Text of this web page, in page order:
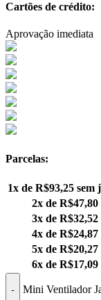
Cartões de crédito:
Aprovação imediata
Parcelas:
1x de R$93,25 sem
2x de R$47,80
3x de R$32,52
4x de R$24,87
5x de R$20,27
6x de R$17,09
Mini Ventilador